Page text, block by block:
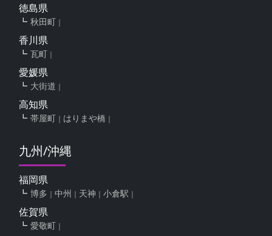
徳島県
秋田町
香川県
瓦町
愛媛県
大街道
高知県
帯屋町 はりまや橋
九州/沖縄
福岡県
博多 中州 天神 小倉駅
佐賀県
愛敬町